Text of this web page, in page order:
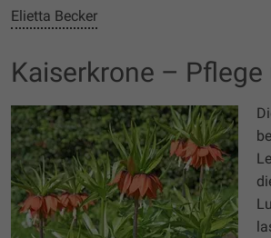
Elietta Becker
Kaiserkrone –